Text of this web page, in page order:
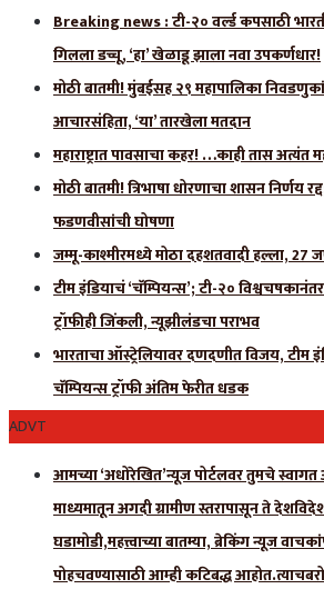
Breaking news : टी-२० वर्ल्ड कपसाठी
गिलला डच्चू, ‘हा’ खेळाडू झाला नवा उपकर्णधार!
मोठी बातमी! मुंबईसह २९ महापालिका
आचारसंहिता, ‘या’ तारखेला मतदान
महाराष्ट्रात पावसाचा कहर! …काही तास अत्यंत
मोठी बातमी! त्रिभाषा धोरणाचा शासन निर्णय
फडणवीसांची घोषणा
जम्मू-काश्मीरमध्ये मोठा दहशतवादी हल्ला, 27
टीम इंडियाचं ‘चॅम्पियन्स’; टी-२०
ट्रॉफीही जिंकली, न्यूझीलंडचा पराभव
भारताचा ऑस्ट्रेलियावर दणदणीत विजय, टीम
चॅम्पियन्स ट्रॉफी अंतिम फेरीत धडक
ADVT
आमच्या ‘अधोरेखित’न्यूज पोर्टलवर तुमचे
माध्यमातून अगदी ग्रामीण स्तरापासून ते
घडामोडी,महत्त्वाच्या बातम्या, ब्रेकिंग न्यूज
पोहचवण्यासाठी आम्ही कटिबद्ध